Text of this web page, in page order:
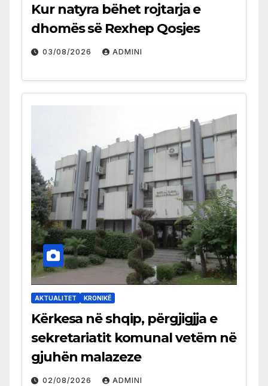
Kur natyra bëhet rojtarja e
dhomës së Rexhep Qosjes
03/08/2026 ADMINI
AKTUALITET KRONIKË
Kërkesa në shqip, përgjigjja e
sekretariatit komunal vetëm në
gjuhën malazeze
02/08/2026 ADMINI